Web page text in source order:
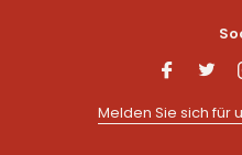
Melden Sie sich für